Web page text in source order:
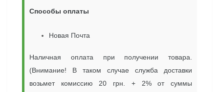
Способы оплаты
Новая Почта
Наличная оплата при получении товара.
(Внимание! В таком случае служба доставки
возьмет комиссию 20 грн. + 2% от суммы